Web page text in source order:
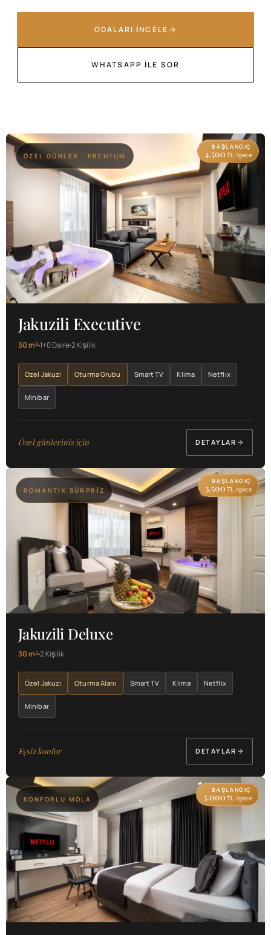
ODALARI İNCELE
WHATSAPP ILE SOR
ÖZEL GÜNLER · PREMIUM
BAŞLANGIÇ
4.500 TL /gece
Jakuzili Executive
50 m²1+0 Daire2 Kişilik
Özel Jakuzi Oturma Grubu Smart TV Klima Netflix
Minibar
Özel günleriniz için DETAYLAR
ROMANTIK SÜRPRIZ
BAŞLANGIÇ
3.500 TL /gece
Jakuzili Deluxe
30 m²2 Kişilik
Özel Jakuzi Oturma Alanı Smart TV Klima Netflix
Minibar
Eşsiz konfor DETAYLAR
KONFORLU MOLA
BAŞLANGIÇ
3.000 TL /gece